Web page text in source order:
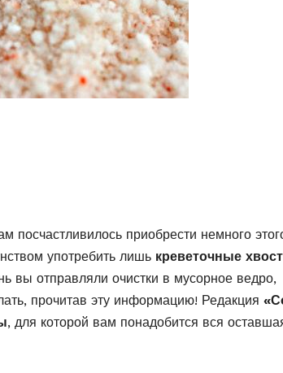
посчастливилось приобрести немного
употребить лишь креветочные
вы отправляли очистки в мусорное ведро,
прочитав эту информацию! Редакция
, для которой вам понадобится вся